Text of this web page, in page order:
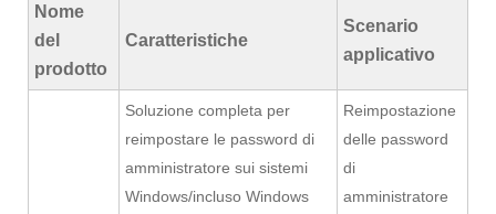
Nome
del
prodotto
Caratteristiche
Scenario
applicativo
Soluzione completa per
reimpostare le password di
amministratore sui sistemi
Windows/incluso Windows
Reimpostazione
delle password
di
amministratore